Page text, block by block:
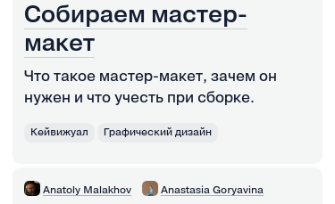
Собираем мастер-
макет
Что такое мастер-макет, зачем он
нужен и что учесть при сборке.
Кейвижуал Графический дизайн
Anatoly Malakhov Anastasia Goryavina